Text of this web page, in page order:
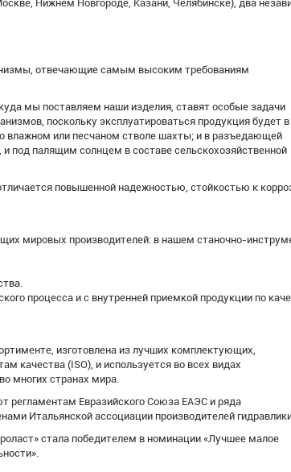
отвечающие самым высоким требованиям
мы поставляем наши изделия, ставят особые задачи
поскольку эксплуатироваться продукция будет в
влажном или песчаном стволе шахты; и в разъедающей
под палящим солнцем в составе сельскохозяйственной
повышенной надежностью, стойкостью к
мировых производителей: в нашем станочно-
процесса и с внутренней приемкой продукции по
изготовлена из лучших комплектующих,
качества (ISO), и используется во всех видах
многих странах мира.
регламентам Евразийского Союза ЕАЭС и ряда
Итальянской ассоциации производителей
стала победителем в номинации «Лучшее малое